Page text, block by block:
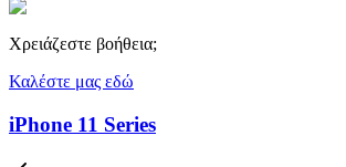
Χρειάζεστε βοήθεια;
Καλέστε μας εδώ
iPhone 11 Series